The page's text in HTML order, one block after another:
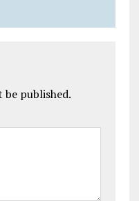
published.